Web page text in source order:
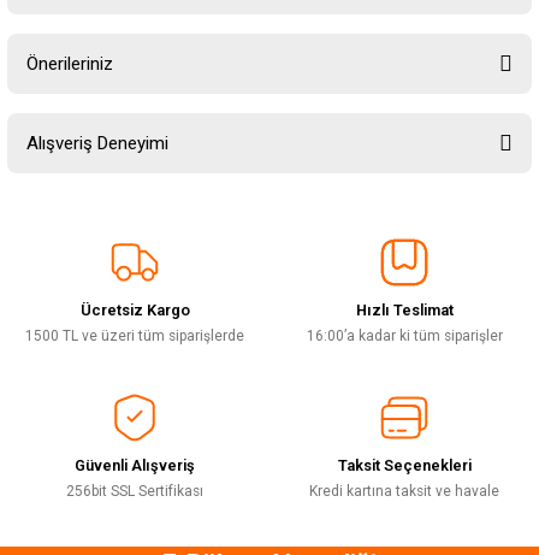
Önerileriniz
Bu ürünün fiyat bilgisi, resim, ürün açıklamalarında ve diğer konularda
yetersiz gördüğünüz noktaları öneri formunu kullanarak tarafımıza
Ürün resmi kalitesiz, bozuk veya görüntülenemiyor.
Ürün açıklamasında eksik bilgiler bulunuyor.
Ürün bilgilerinde hatalar bulunuyor.
Bu ürüne benzer farklı alternatifler olmalı.
Alışveriş Deneyimi
Deneyimini Paylaş
Ücretsiz Kargo
1500 TL ve üzeri tüm siparişlerde
Hızlı Teslimat
16:00’a kadar ki tüm siparişler
Güvenli Alışveriş
256bit SSL Sertifikası
Taksit Seçenekleri
Kredi kartına taksit ve havale